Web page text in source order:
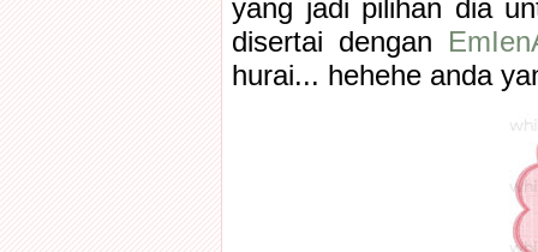
yang jadi pilihan dia
disertai dengan
hurai... hehehe anda